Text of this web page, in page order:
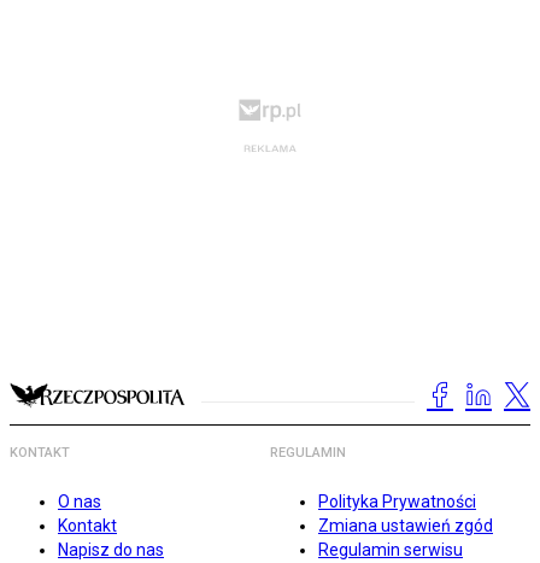
KONTAKT
O nas
Kontakt
Napisz do nas
REGULAMIN
Polityka Prywatności
Zmiana ustawień zgód
Regulamin serwisu